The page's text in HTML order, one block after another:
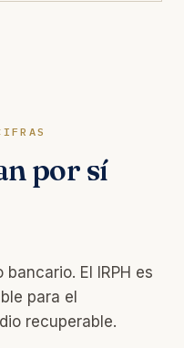
por sí
El IRPH es
para el
recuperable.